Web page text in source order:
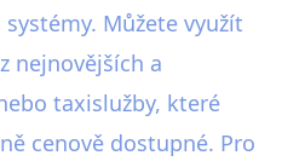
Můžete využít
nejnovějších a
taxislužby, které
cenově dostupné. Pro